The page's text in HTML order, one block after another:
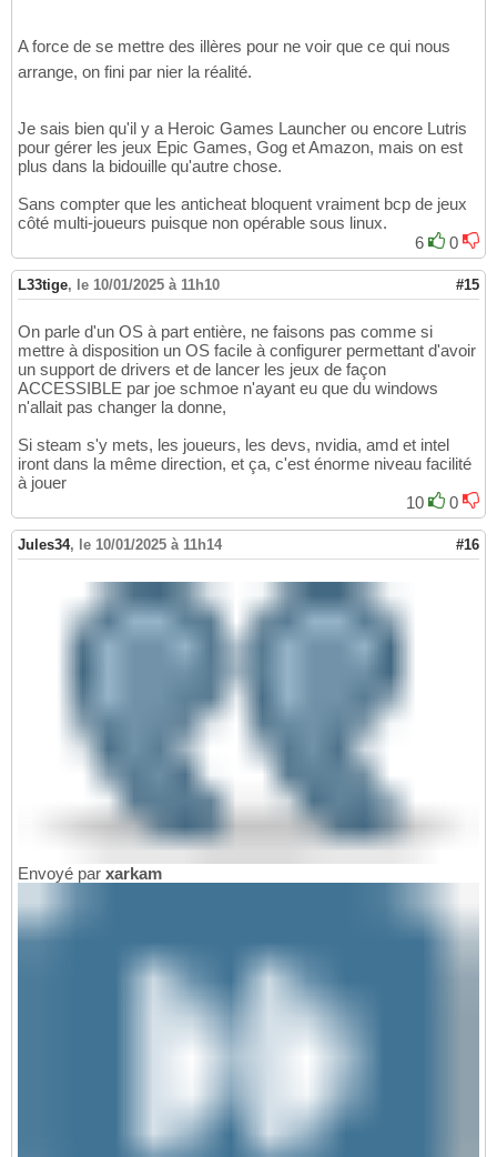
A force de se mettre des illères pour ne voir que ce qui nous
arrange, on fini par nier la réalité.
Je sais bien qu'il y a Heroic Games Launcher ou encore Lutris
pour gérer les jeux Epic Games, Gog et Amazon, mais on est
plus dans la bidouille qu'autre chose.
Sans compter que les anticheat bloquent vraiment bcp de jeux
côté multi-joueurs puisque non opérable sous linux.
6
0
L33tige, le 10/01/2025 à 11h10 #15
On parle d'un OS à part entière, ne faisons pas comme si
mettre à disposition un OS facile à configurer permettant d'avoir
un support de drivers et de lancer les jeux de façon
ACCESSIBLE par joe schmoe n'ayant eu que du windows
n'allait pas changer la donne,
Si steam s'y mets, les joueurs, les devs, nvidia, amd et intel
iront dans la même direction, et ça, c'est énorme niveau facilité
à jouer
10
0
Jules34, le 10/01/2025 à 11h14 #16
Envoyé par xarkam